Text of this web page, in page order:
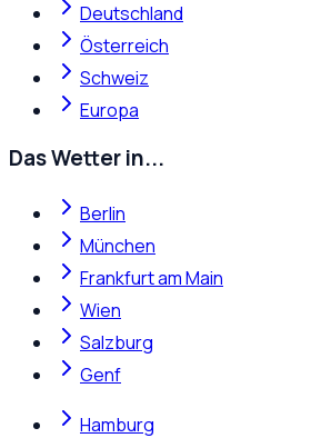
Deutschland
Österreich
Schweiz
Europa
Das Wetter in...
Berlin
München
Frankfurt am Main
Wien
Salzburg
Genf
Hamburg